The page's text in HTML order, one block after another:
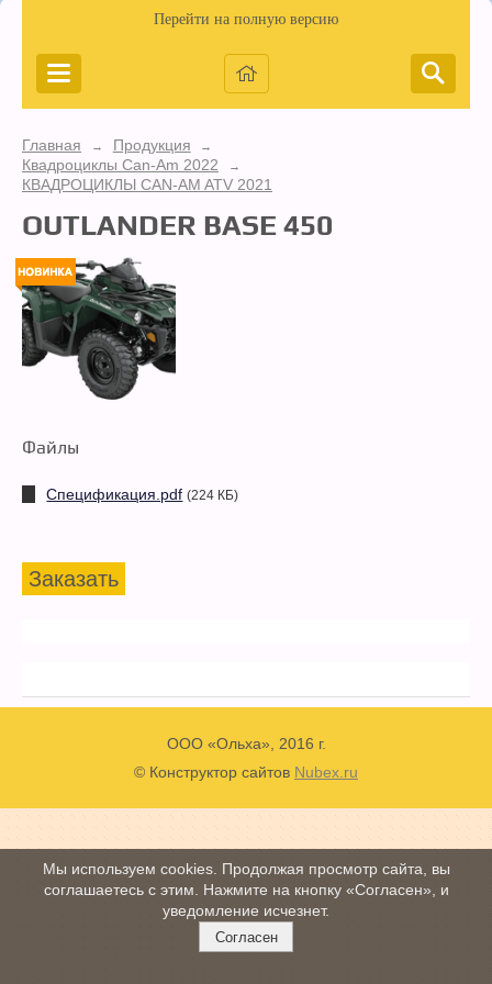
Перейти на полную версию
Главная → Продукция →
Квадроциклы Can-Am 2022 →
КВАДРОЦИКЛЫ CAN-AM ATV 2021
OUTLANDER BASE 450
Файлы
Спецификация.pdf (224 КБ)
Заказать
ООО «Ольха», 2016 г.
© Конструктор сайтов Nubex.ru
Мы используем cookies. Продолжая просмотр сайта, вы
соглашаетесь с этим. Нажмите на кнопку «Согласен», и
уведомление исчезнет.
Согласен